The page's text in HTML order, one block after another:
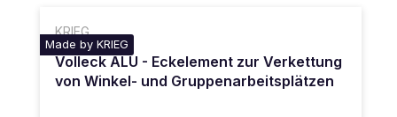
KRIEG
Made by KRIEG
Volleck ALU - Eckelement zur Verkettung
von Winkel- und Gruppenarbeitsplätzen